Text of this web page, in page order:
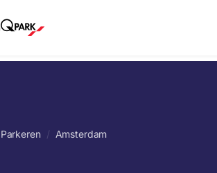
Parkeren Amsterdam